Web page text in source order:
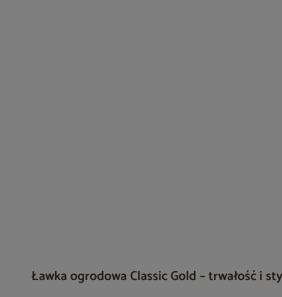
Ławka ogrodowa Classic Gold – trwałość i